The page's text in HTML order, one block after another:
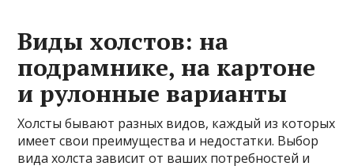
Виды холстов: на
подрамнике, на картоне
и рулонные варианты
Холсты бывают разных видов, каждый из которых
имеет свои преимущества и недостатки. Выбор
вида холста зависит от ваших потребностей и